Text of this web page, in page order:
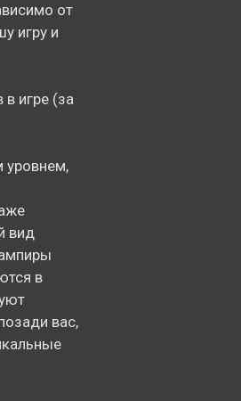
от
игру и
игре (за
уровнем,
вид
в
вас,